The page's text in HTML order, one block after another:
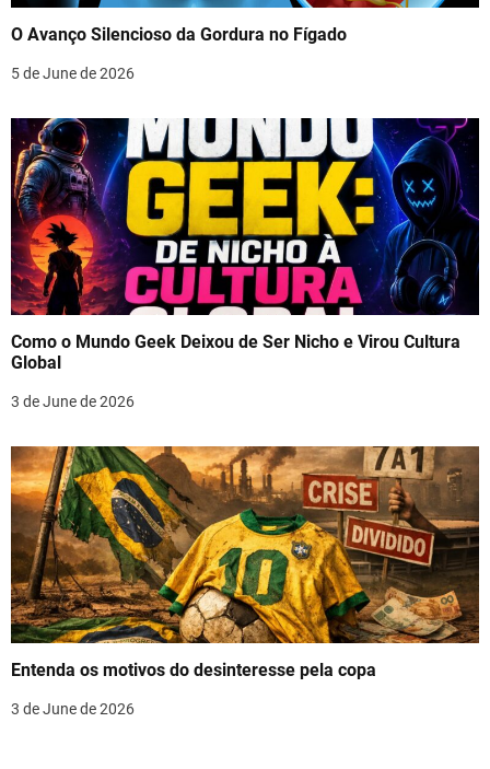
O Avanço Silencioso da Gordura no Fígado
5 de June de 2026
Como o Mundo Geek Deixou de Ser Nicho e Virou Cultura
Global
3 de June de 2026
Entenda os motivos do desinteresse pela copa
3 de June de 2026